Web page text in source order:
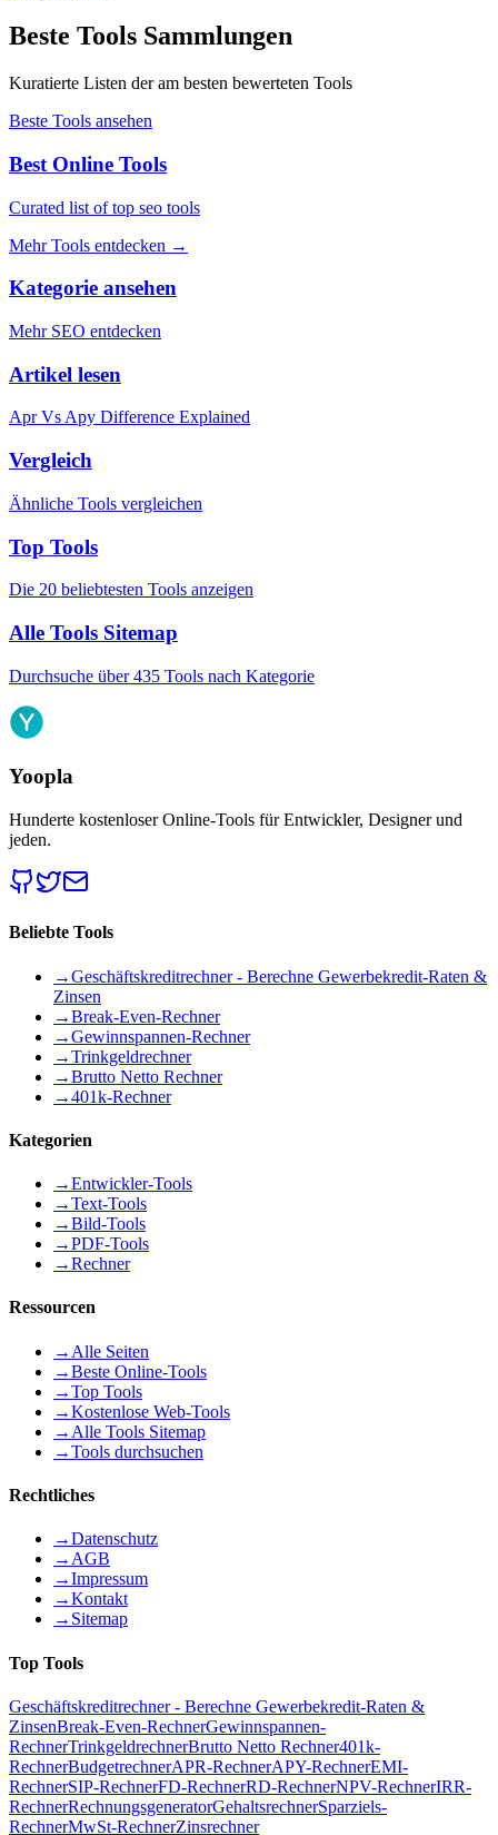
Beste Tools Sammlungen
Kuratierte Listen der am besten bewerteten Tools
Beste Tools ansehen
Best Online Tools
Curated list of top seo tools
Mehr Tools entdecken →
Kategorie ansehen
Mehr SEO entdecken
Artikel lesen
Apr Vs Apy Difference Explained
Vergleich
Ähnliche Tools vergleichen
Top Tools
Die 20 beliebtesten Tools anzeigen
Alle Tools Sitemap
Durchsuche über 435 Tools nach Kategorie
Yoopla
Hunderte kostenloser Online-Tools für Entwickler, Designer und
jeden.
Beliebte Tools
→Geschäftskreditrechner - Berechne Gewerbekredit-Raten &
Zinsen
→Break-Even-Rechner
→Gewinnspannen-Rechner
→Trinkgeldrechner
→Brutto Netto Rechner
→401k-Rechner
Kategorien
→Entwickler-Tools
→Text-Tools
→Bild-Tools
→PDF-Tools
→Rechner
Ressourcen
→ Alle Seiten
→Beste Online-Tools
→Top Tools
→Kostenlose Web-Tools
→ Alle Tools Sitemap
→Tools durchsuchen
Rechtliches
→Datenschutz
→ AGB
→Impressum
→Kontakt
→ Sitemap
Top Tools
Geschäftskreditrechner - Berechne Gewerbekredit-Raten &
ZinsenBreak-Even-RechnerGewinnspannen-
RechnerTrinkgeldrechnerBrutto Netto Rechner401k-
RechnerBudgetrechnerAPR-RechnerAPY-RechnerEMI-
RechnerSIP-RechnerFD-RechnerRD-RechnerNPV-RechnerIRR-
RechnerRechnungsgeneratorGehaltsrechnerSparziels-
RechnerMwSt-RechnerZinsrechner